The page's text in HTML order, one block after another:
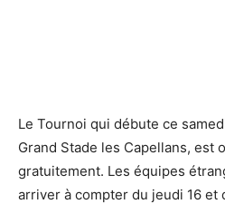
Le Tournoi qui débute ce
Grand Stade les Capellans, est
gratuitement. Les équipes
arriver à compter du jeudi 16